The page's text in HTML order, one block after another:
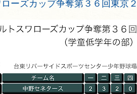
ーズカップ争奪第３６回東京